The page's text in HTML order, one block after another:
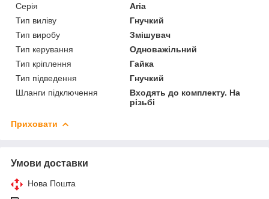
Серія
Aria
Тип виліву
Гнучкий
Тип виробу
Змішувач
Тип керування
Одноважільний
Тип кріплення
Гайка
Тип підведення
Гнучкий
Шланги підключення
Входять до комплекту. На
різьбі
Приховати
Умови доставки
Нова Пошта